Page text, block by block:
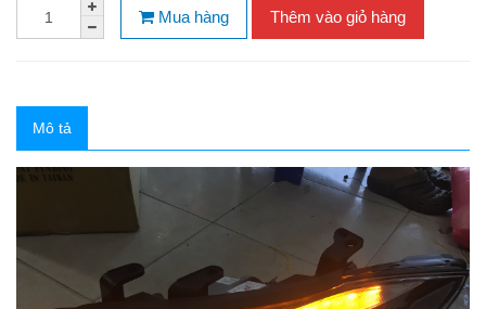
Mua hàng Thêm vào giỏ hàng
Mô tả